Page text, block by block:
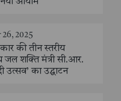
नया आयाम
2025
की तीन स्तरीय
जल शक्ति मंत्री सी.आर.
उत्सव’ का उद्घाटन